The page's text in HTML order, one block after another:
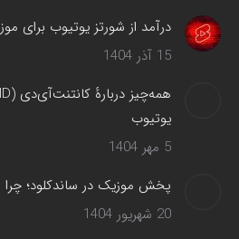
درآمد از شورتز یوتیوب برای
15 آذر 1404
یوتیوب
5 مهر 1404
پخش موزیک در ساندکلود؛
20 شهریور 1404